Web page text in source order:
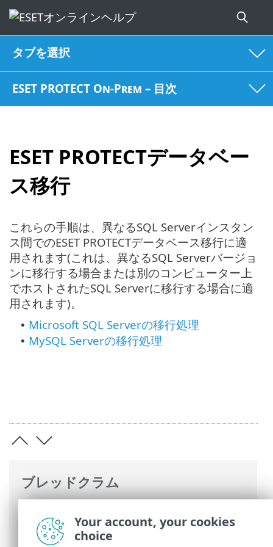
タブを選択
ESET PROTECT On-Prem – 目次
ESET PROTECTデータベー
ス移行
ブレッドクラム
On-Prem
>移行と再インストール> ESET
PROTECTデータベース移行
これらの手順は、異なるSQL Serverインスタン
ス間でのESET PROTECTデータベース移行に適
用されます(これは、異なるSQL Serverバージョ
ンに移行する場合または別のコンピューター上
でホストされたSQL Serverに移行する場合に適
用されます)。
• Microsoft SQL Serverの移行処理
• MySQL Serverの移行処理
Your account, your cookies
choice